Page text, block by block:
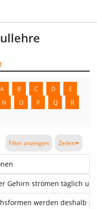
A B C D
E
N O P Q
R
Filter anzeigen Zeilen
Gehirn strömen täglich
werden deshalb